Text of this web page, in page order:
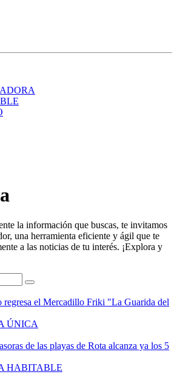
la información que buscas, te invitamos
una herramienta eficiente y ágil que te
a las noticias de tu interés. ¡Explora y
regresa el Mercadillo Friki "La Guarida del
ÚNICA
de las playas de Rota alcanza ya los 5
HABITABLE